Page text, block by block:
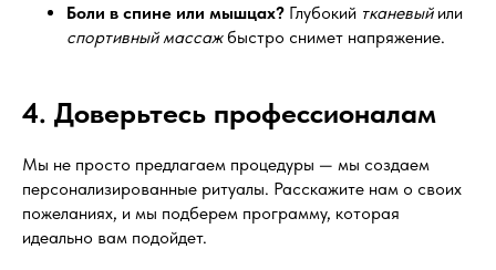
Боли в спине или мышцах? Глубокий тканевыйили
спортивный массажбыстро снимет напряжение.
4. Доверьтесь профессионалам
Мы не просто предлагаем процедуры — мы создаем
персонализированные ритуалы. Расскажите нам о своих
пожеланиях, и мы подберем программу, которая
идеально вам подойдет.